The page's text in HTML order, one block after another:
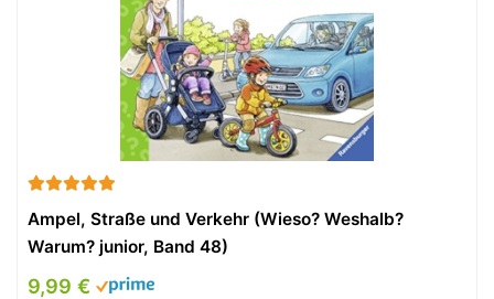
Ampel, Straße und Verkehr (Wieso? Weshalb?
Warum? junior, Band 48)
9,99 €